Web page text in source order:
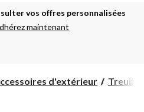
vos offres personnalisées
maintenant
d'extérieur Treuils